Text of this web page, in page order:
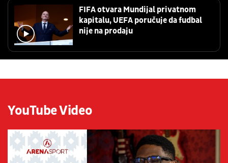
FIFA otvara Mundijal privatnom
kapitalu, UEFA poručuje da fudbal
nije na prodaju
YouTube Video